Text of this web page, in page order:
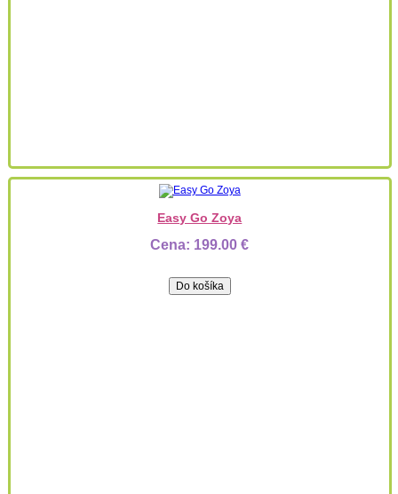
Easy Go Zoya
Cena: 199.00 €